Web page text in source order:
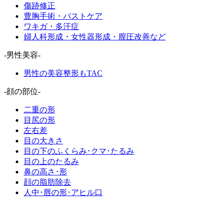
傷跡修正
豊胸手術・バストケア
ワキガ・多汗症
婦人科形成・女性器形成・膣圧改善など
-男性美容-
男性の美容整形もTAC
-顔の部位-
二重の形
目尻の形
左右差
目の大きさ
目の下のふくらみ･クマ･たるみ
目の上のたるみ
鼻の高さ･形
顔の脂肪除去
人中･唇の形･アヒル口